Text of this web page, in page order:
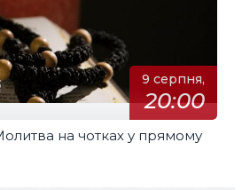
9 серпня,
20:00
на чотках у прямому